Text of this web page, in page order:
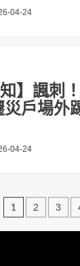
04-24
知】諷刺
戶場外
04-24
文
章
1 2 3